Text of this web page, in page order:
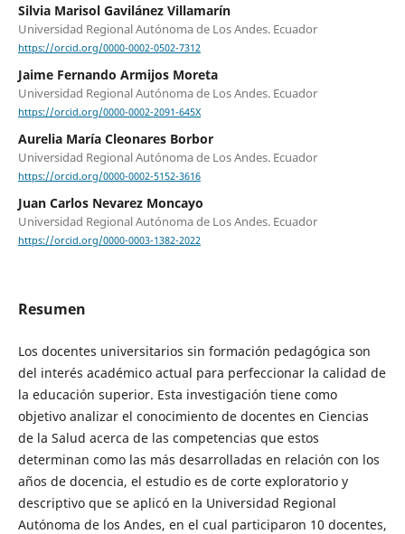
Silvia Marisol Gavilánez Villamarín
Universidad Regional Autónoma de Los Andes. Ecuador
https://orcid.org/0000-0002-0502-7312
Jaime Fernando Armijos Moreta
Universidad Regional Autónoma de Los Andes. Ecuador
https://orcid.org/0000-0002-2091-645X
Aurelia María Cleonares Borbor
Universidad Regional Autónoma de Los Andes. Ecuador
https://orcid.org/0000-0002-5152-3616
Juan Carlos Nevarez Moncayo
Universidad Regional Autónoma de Los Andes. Ecuador
https://orcid.org/0000-0003-1382-2022
Resumen
Los docentes universitarios sin formación pedagógica son
del interés académico actual para perfeccionar la calidad de
la educación superior. Esta investigación tiene como
objetivo analizar el conocimiento de docentes en Ciencias
de la Salud acerca de las competencias que estos
determinan como las más desarrolladas en relación con los
años de docencia, el estudio es de corte exploratorio y
descriptivo que se aplicó en la Universidad Regional
Autónoma de los Andes, en el cual participaron 10 docentes,